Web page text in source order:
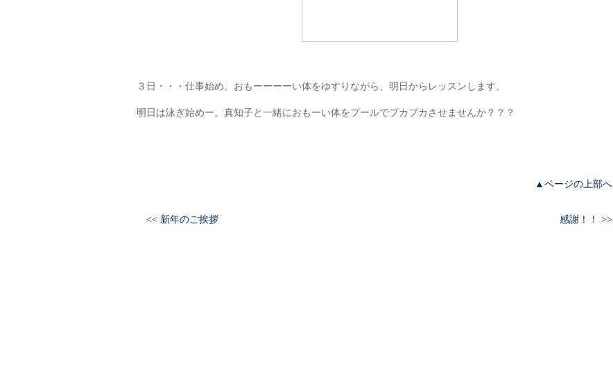
３日・・・仕事始め。おもーーーーい体をゆすりながら、明日からレッスンします。
明日は泳ぎ始めー。真知子と一緒におもーい体をプールでプカプカさせませんか？？？
▲ページの上部へ
<< 新年のご挨拶 感謝！！ >>